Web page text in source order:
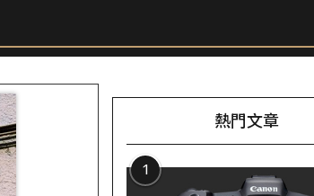
熱門文章
1